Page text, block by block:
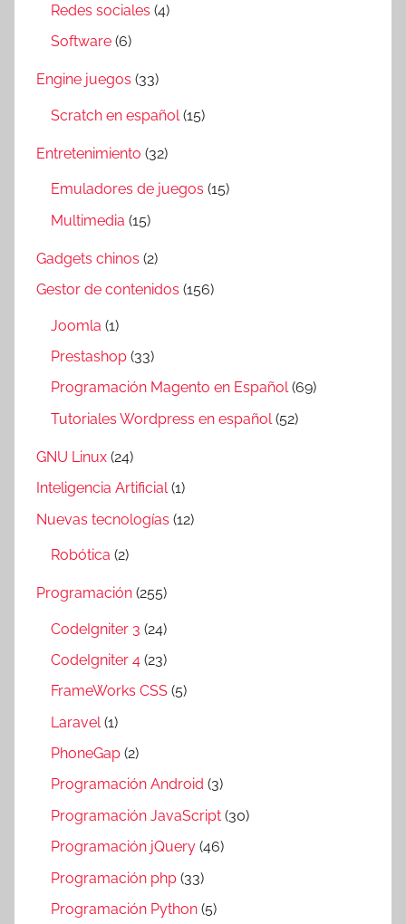
Redes sociales (4)
Software (6)
Engine juegos (33)
Scratch en español (15)
Entretenimiento (32)
Emuladores de juegos (15)
Multimedia (15)
Gadgets chinos (2)
Gestor de contenidos (156)
Joomla (1)
Prestashop (33)
Programación Magento en Español(69)
Tutoriales Wordpress en español (52)
GNU Linux (24)
Inteligencia Artificial(1)
Nuevas tecnologías (12)
Robótica (2)
Programación (255)
CodeIgniter 3 (24)
CodeIgniter 4 (23)
FrameWorks CSS (5)
Laravel (1)
PhoneGap (2)
Programación Android (3)
Programación JavaScript (30)
Programación jQuery (46)
Programación php (33)
Programación Python (5)